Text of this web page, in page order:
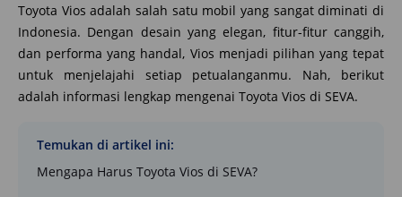
Toyota Vios adalah salah satu mobil yang sangat diminati di
Indonesia. Dengan desain yang elegan, fitur-fitur canggih,
dan performa yang handal, Vios menjadi pilihan yang tepat
untuk menjelajahi setiap petualanganmu. Nah, berikut
adalah informasi lengkap mengenai Toyota Vios di SEVA.
Temukan di artikel ini:
Mengapa Harus Toyota Vios di SEVA?